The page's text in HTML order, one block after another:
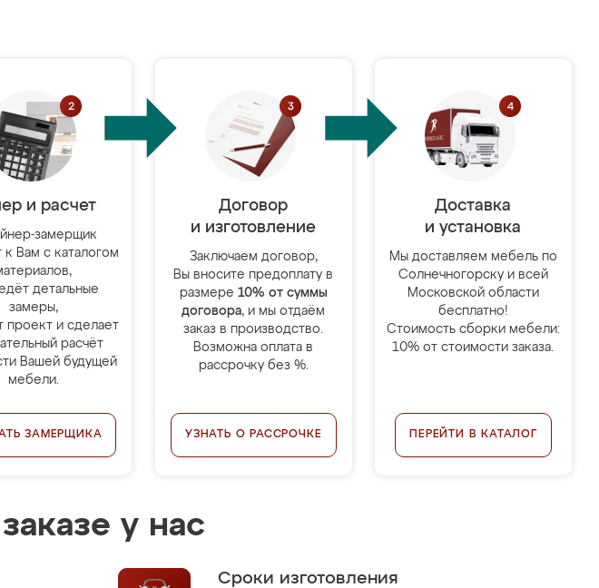
и расчет
замерщик
к Вам с каталогом
детальные
замеры,
проект и сделает
расчёт
Вашей будущей
мебели.
ЗАМЕРЩИКА
Договор
и изготовление
Заключаем договор,
Вы вносите предоплату в
размере 10% от суммы
договора, и мы отдаём
заказ в производство.
Возможна оплата в
рассрочку без %.
УЗНАТЬ О РАССРОЧКЕ
Доставка
и установка
Мы доставляем мебель по
Солнечногорску и всей
Московской области
бесплатно!
Стоимость сборки мебели:
10% от стоимости заказа.
ПЕРЕЙТИ В КАТАЛОГ
у нас
Сроки изготовления